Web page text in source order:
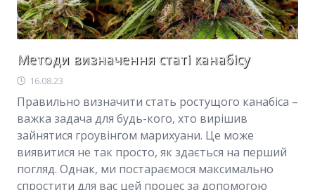
Методи визначення статі канабісу
16.08.23
Правильно визначити стать ростущого канабіса –
важка задача для будь-кого, хто вирішив
зайнятися гроувінгом марихуани. Це може
виявитися не так просто, як здається на перший
погляд. Однак, ми постараємося максимально
спростити для вас цей процес за допомогою